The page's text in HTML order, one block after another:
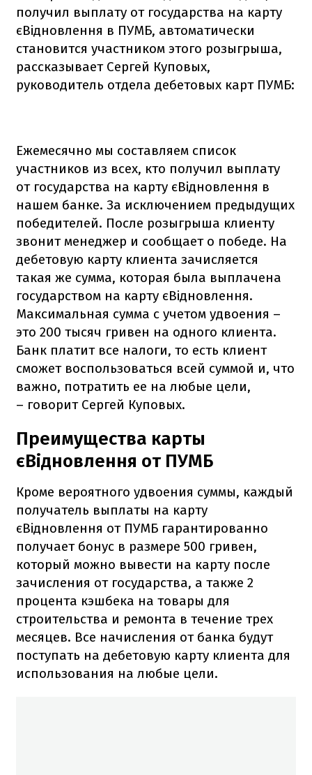
получил выплату от государства на карту
єВідновлення в ПУМБ, автоматически
становится участником этого розыгрыша,
рассказывает Сергей Куповых,
руководитель отдела дебетовых карт ПУМБ:
Ежемесячно мы составляем список
участников из всех, кто получил выплату
от государства на карту єВідновлення в
нашем банке. За исключением предыдущих
победителей. После розыгрыша клиенту
звонит менеджер и сообщает о победе. На
дебетовую карту клиента зачисляется
такая же сумма, которая была выплачена
государством на карту єВідновлення.
Максимальная сумма с учетом удвоения –
это 200 тысяч гривен на одного клиента.
Банк платит все налоги, то есть клиент
сможет воспользоваться всей суммой и, что
важно, потратить ее на любые цели,
– говорит Сергей Куповых.
Преимущества карты
єВідновлення от ПУМБ
Кроме вероятного удвоения суммы, каждый
получатель выплаты на карту
єВідновлення от ПУМБ гарантированно
получает бонус в размере 500 гривен,
который можно вывести на карту после
зачисления от государства, а также 2
процента кэшбека на товары для
строительства и ремонта в течение трех
месяцев. Все начисления от банка будут
поступать на дебетовую карту клиента для
использования на любые цели.